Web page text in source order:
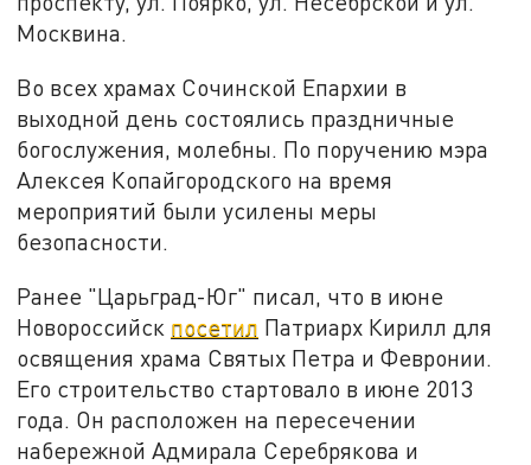
Москвина.
Во всех храмах Сочинской Епархии в
выходной день состоялись праздничные
богослужения, молебны. По поручению мэра
Алексея Копайгородского на время
мероприятий были усилены меры
безопасности.
Ранее "Царьград-Юг" писал, что в июне
Новороссийск посетил Патриарх Кирилл для
освящения храма Святых Петра и Февронии.
Его строительство стартовало в июне 2013
года. Он расположен на пересечении
набережной Адмирала Серебрякова и